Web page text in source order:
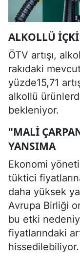
ALKOLLÜ
ÖTV artışı,
rakıdaki
yüzde15,71
alkollü
bekleniyor.
"MALI
YANSIMA
Ekonomi
tüktici
daha yüksek
Avrupa Birliği
bu etki
fiyatlarındaki
hissedilebiliyor.